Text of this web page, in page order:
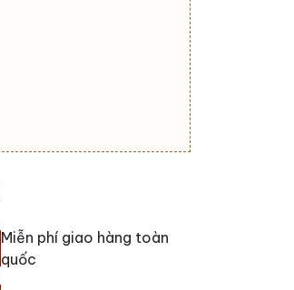
Miễn phí giao hàng toàn
quốc